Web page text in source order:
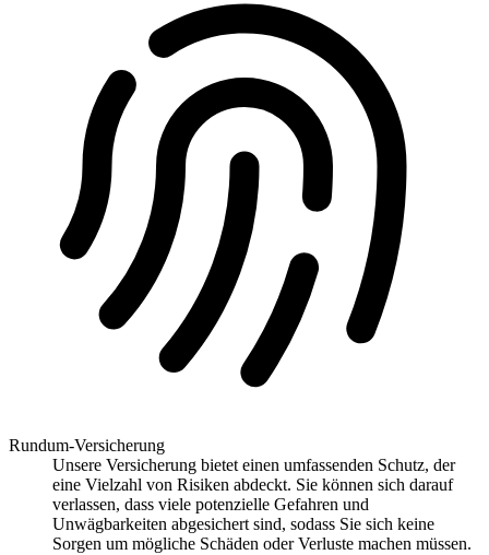
Rundum-Versicherung
Unsere Versicherung bietet einen umfassenden Schutz, der
eine Vielzahl von Risiken abdeckt. Sie können sich darauf
verlassen, dass viele potenzielle Gefahren und
Unwägbarkeiten abgesichert sind, sodass Sie sich keine
Sorgen um mögliche Schäden oder Verluste machen müssen.